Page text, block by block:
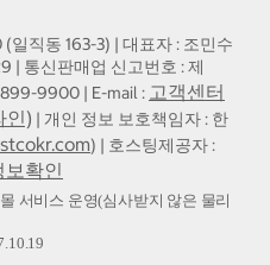
일직동 163-3) | 대표자 : 조민수
| 통신판매업 신고번호 : 제
9900 | E-mail : 고객센터
인) | 개인 정보 보호책임자 : 한
) | 호스팅제공자 :
보확인
서비스 운영(심사받지 않은 물리